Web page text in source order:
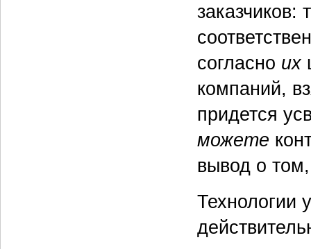
заказчиков:
согласно их
компаний,
придется
можете
вывод о
Технологии